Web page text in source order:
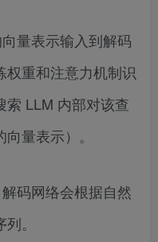
量表示输入到解码
权重和注意力机制识
索 LLM 内部对该查
量表示）。
码网络会根据自然
。